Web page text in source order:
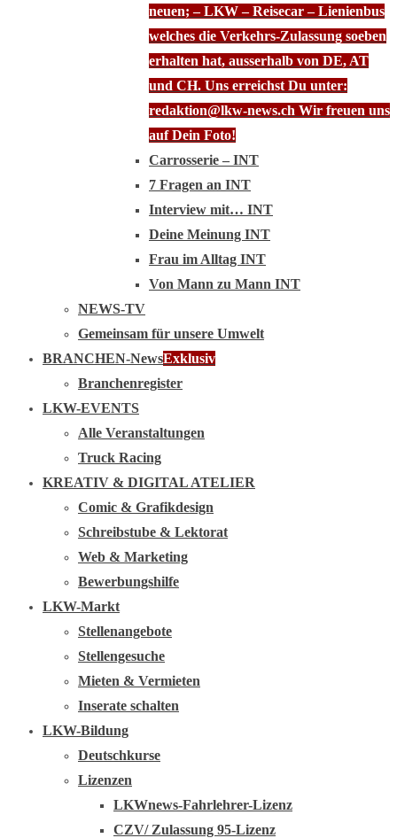
neuen; – LKW – Reisecar – Lienienbus
welches die Verkehrs-Zulassung soeben
erhalten hat, ausserhalb von DE, AT
und CH. Uns erreichst Du unter:
redaktion@lkw-news.ch Wir freuen uns
auf Dein Foto!
Carrosserie – INT
7 Fragen an INT
Interview mit… INT
Deine Meinung INT
Frau im Alltag INT
Von Mann zu Mann INT
NEWS-TV
Gemeinsam für unsere Umwelt
BRANCHEN-NewsExklusiv
Branchenregister
LKW-EVENTS
Alle Veranstaltungen
Truck Racing
KREATIV & DIGITAL ATELIER
Comic & Grafikdesign
Schreibstube & Lektorat
Web & Marketing
Bewerbungshilfe
LKW-Markt
Stellenangebote
Stellengesuche
Mieten & Vermieten
Inserate schalten
LKW-Bildung
Deutschkurse
Lizenzen
LKWnews-Fahrlehrer-Lizenz
CZV/ Zulassung 95-Lizenz